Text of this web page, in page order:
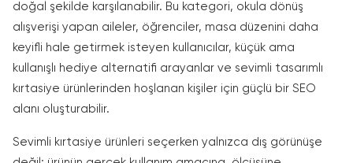
doğal şekilde karşılanabilir. Bu kategori, okula dönüş
alışverişi yapan aileler, öğrenciler, masa düzenini daha
keyifli hale getirmek isteyen kullanıcılar, küçük ama
kullanışlı hediye alternatifi arayanlar ve sevimli tasarımlı
kırtasiye ürünlerinden hoşlanan kişiler için güçlü bir SEO
alanı oluşturabilir.
Sevimli kırtasiye ürünleri seçerken yalnızca dış görünüşe